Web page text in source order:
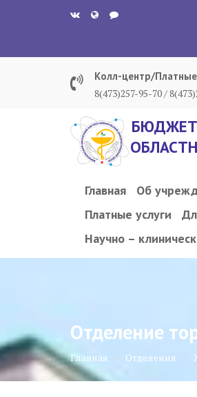
Колл-центр/Платные
8(473)257-95-70 /
Главная Об
Платные услуги
Научно –
Отделение
Главная Отделения